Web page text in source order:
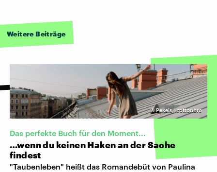
Weitere Beiträge
©Pexels | cottonbro
Das perfekte Buch für den Moment...
…wenn du keinen Haken an der Sache
findest
"Taubenleben" heißt das Romandebüt von Paulina